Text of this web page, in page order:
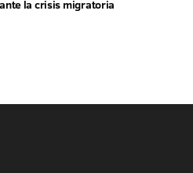
la crisis migratoria